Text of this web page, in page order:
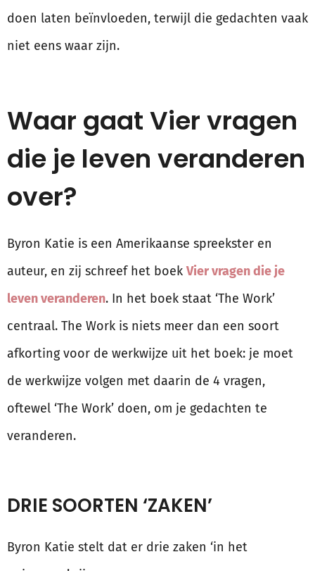
doen laten beïnvloeden, terwijl die gedachten vaak
niet eens waar zijn.
Waar gaat Vier vragen
die je leven veranderen
over?
Byron Katie is een Amerikaanse spreekster en
auteur, en zij schreef het boek Vier vragen die je
leven veranderen. In het boek staat ‘The Work’
centraal. The Work is niets meer dan een soort
afkorting voor de werkwijze uit het boek: je moet
de werkwijze volgen met daarin de 4 vragen,
oftewel ‘The Work’ doen, om je gedachten te
veranderen.
DRIE SOORTEN ‘ZAKEN’
Byron Katie stelt dat er drie zaken ‘in het